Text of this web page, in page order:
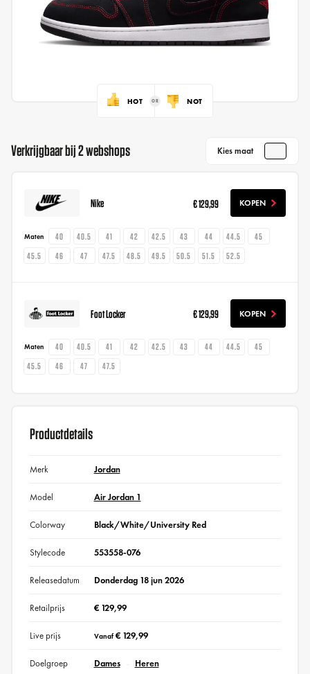
HOT NOT
Verkrijgbaar bij 2 webshops Kies maat
Nike € 129,99 KOPEN
Maten 40 40.5 41 42 42.5 43 44 44.5
45
45.5
46 47 47.5 48.5 49.5 50.5 51.5 52.5
Foot Locker € 129,99 KOPEN
Maten 40 40.5 41 42 42.5 43 44 44.5
45
45.5
46 47 47.5
Productdetails
Merk Jordan
Model Air Jordan 1
Colorway Black/White/University Red
Stylecode 553558-076
Releasedatum Donderdag 18 jun 2026
Retailprijs € 129,99
Live prijs Vanaf€ 129,99
Doelgroep Dames Heren